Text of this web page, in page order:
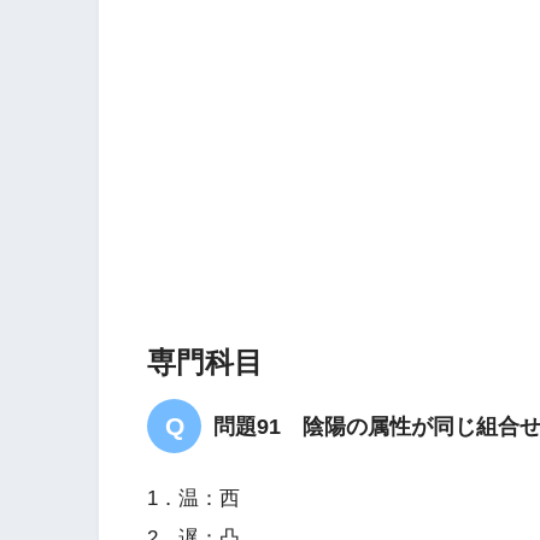
専門科目
問題91 陰陽の属性が同じ組合せ
1．温：西